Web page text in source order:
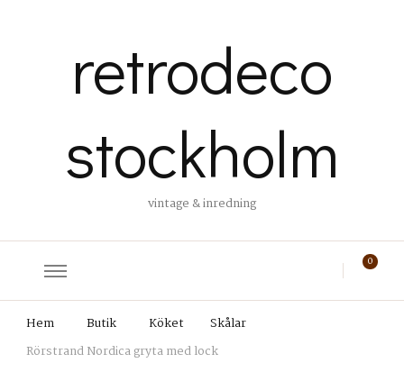
retrodeco
stockholm
vintage & inredning
0
Hem Butik Köket
Skålar
Rörstrand Nordica gryta med lock